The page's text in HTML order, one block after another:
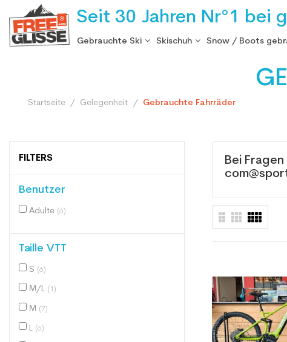
Seit 30 Jahren Nr°1 bei
Gebrauchte Ski Skischuh Snow / Boots
Startseite Gelegenheit Gebrauchte Fahrräder
FILTERS
Benutzer
Adulte (6)
Taille VTT
S (6)
M/L (1)
M (7)
L (6)
Bei